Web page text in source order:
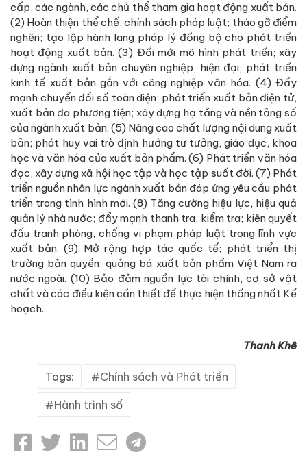
cấp, các ngành, các chủ thể tham gia hoạt động xuất bản.
(2) Hoàn thiện thể chế, chính sách pháp luật; tháo gỡ điểm
nghẽn; tạo lập hành lang pháp lý đồng bộ cho phát triển
hoạt động xuất bản. (3) Đổi mới mô hình phát triển; xây
dựng ngành xuất bản chuyên nghiệp, hiện đại; phát triển
kinh tế xuất bản gắn với công nghiệp văn hóa. (4) Đẩy
mạnh chuyển đổi số toàn diện; phát triển xuất bản điện tử,
xuất bản đa phương tiện; xây dựng hạ tầng và nền tảng số
của ngành xuất bản. (5) Nâng cao chất lượng nội dung xuất
bản; phát huy vai trò định hướng tư tưởng, giáo dục, khoa
học và văn hóa của xuất bản phẩm. (6) Phát triển văn hóa
đọc, xây dựng xã hội học tập và học tập suốt đời. (7) Phát
triển nguồn nhân lực ngành xuất bản đáp ứng yêu cầu phát
triển trong tình hình mới. (8) Tăng cường hiệu lực, hiệu quả
quản lý nhà nước; đẩy mạnh thanh tra, kiểm tra; kiên quyết
đấu tranh phòng, chống vi phạm pháp luật trong lĩnh vực
xuất bản. (9) Mở rộng hợp tác quốc tế; phát triển thị
trường bản quyền; quảng bá xuất bản phẩm Việt Nam ra
nước ngoài. (10) Bảo đảm nguồn lực tài chính, cơ sở vật
chất và các điều kiện cần thiết để thực hiện thống nhất Kế
hoạch.
Thanh Khê
Tags: Chính sách và Phát triển
Hành trình số